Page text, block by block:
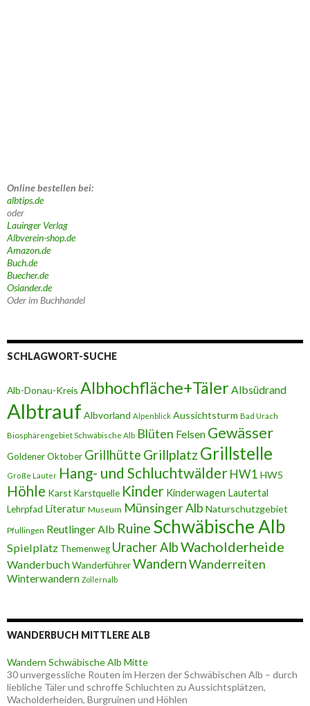
Online bestellen bei:
albtips.de
oder
Lauinger Verlag
Albverein-shop.de
Amazon.de
Buch.de
Buecher.de
Osiander.de
Oder im Buchhandel
SCHLAGWORT-SUCHE
Alb-Donau-Kreis Albhochfläche+TälerAlbsüdrand
Albtrauf Albvorland Alpenblick Aussichtsturm Bad Urach
Biosphärengebiet Schwäbische Alb Blüten Felsen Gewässer
Goldener Oktober Grillhütte Grillplatz Grillstelle
Große Lauter Hang- und SchluchtwälderHW1 HW5
Höhle Karst Karstquelle Kinder Kinderwagen Lautertal
Lehrpfad Literatur Museum Münsinger Alb Naturschutzgebiet
Pfullingen Reutlinger Alb Ruine Schwäbische Alb
Spielplatz Themenweg Uracher AlbWacholderheide
WanderbuchWanderführerWandernWanderreiten
Winterwandern Zollernalb
WANDERBUCH MITTLERE ALB
Wandern Schwäbische Alb Mitte
30 unvergessliche Routen im Herzen der Schwäbischen Alb – durch
liebliche Täler und schroffe Schluchten zu Aussichtsplätzen,
Wacholderheiden, Burgruinen und Höhlen